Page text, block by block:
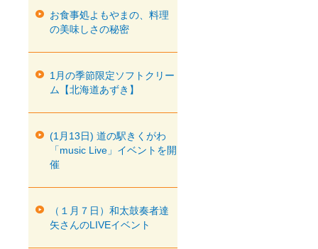
お食事処よもやまの、料理
の美味しさの秘密
1月の季節限定ソフトクリー
ム【北海道あずき】
(1月13日) 道の駅きくがわ
「music Live」イベントを開
催
（１月７日）和太鼓奏者達
矢さんのLIVEイベント